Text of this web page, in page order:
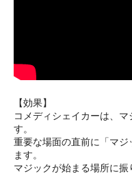
【効果】
コメディシェイカーは、
す。
重要な場面の直前に「マ
ます。
マジックが始まる場所に